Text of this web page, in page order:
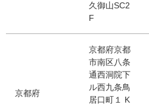
久御山SC2
F
京都府
京都府京都
市南区八条
通西洞院下
ル西九条鳥
居口町１ K